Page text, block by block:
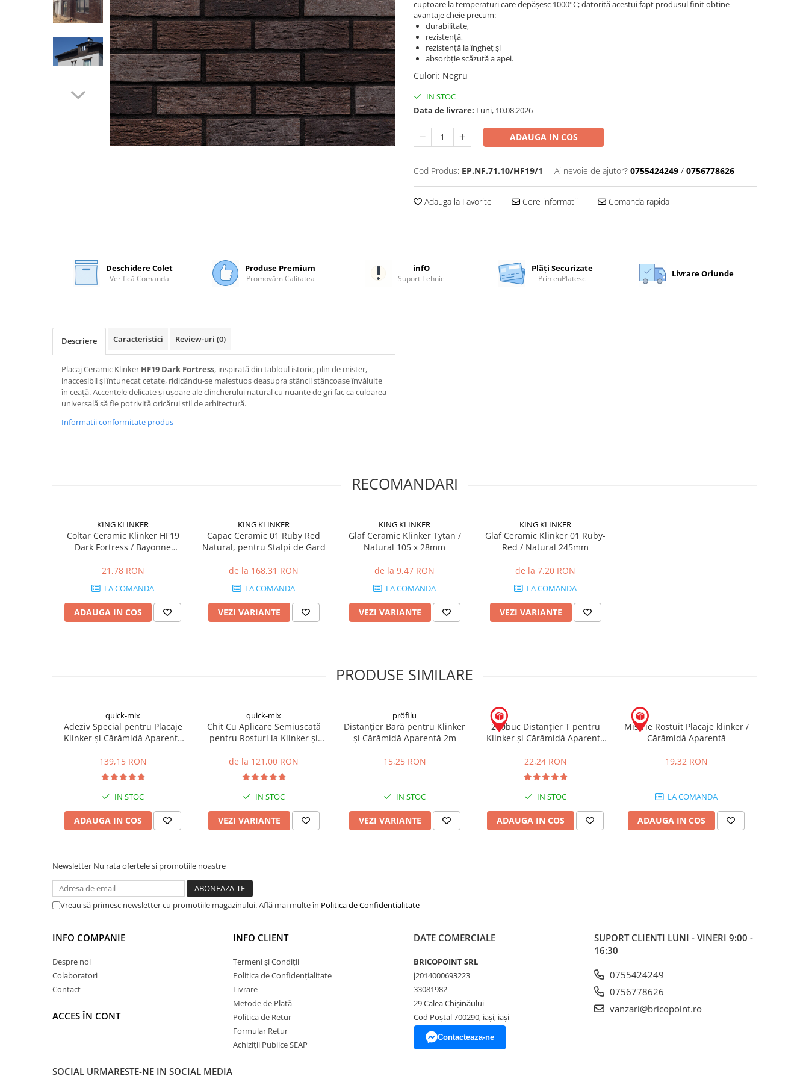
Plasă Termoizolație
Plasă Tencuieli și Șape
Doze și Platforme
Șuruburi Gips Carton
Piese pentru CD si UA
Dibluri Gips Carton
Profile Gips Carton
Ipsos îmbinare Gips Carton
Plăci Gips Carton
Distanțiere si Pene pentru Nivelare
Adezivi și Etanșanți
Impermeabilizări Suprafețe
Hidroizolații Lichide
Hidroizolații Bituminoase
Tencuieli și Betoane
Amorse Tencuieli
Pardoseli și Nivelare Suport
Nivelare în Strat Subțire
Aditivi pentru Șape
Amorse și Promotori de Aderență
Aditivi pentru Betoane și Mortare
Profile Tencuieli
cuptoare la temperaturi care depășesc 1000°C; datorită acestui fapt produsul finit obtine
avantaje cheie precum:
durabilitate,
rezistență,
rezistență la îngheț și
absorbție scăzută a apei.
Culori: Negru
IN STOC
Data de livrare: Luni, 10.08.2026
ADAUGA IN COS
Cod Produs: EP.NF.71.10/HF19/1 Ai nevoie de ajutor? 0755424249 / 0756778626
Adauga la Favorite Cere informatii Comanda rapida
Deschidere Colet
Verifică Comanda
Produse Premium
Promovăm Calitatea
infO
Suport Tehnic
Plăți Securizate
Prin euPlatesc Livrare Oriunde
Descriere Caracteristici Review-uri (0)
Placaj Ceramic Klinker HF19 Dark Fortress, inspirată din tabloul istoric, plin de mister,
inaccesibil și întunecat cetate, ridicându-se maiestuos deasupra stâncii stâncoase învăluite
în ceață. Accentele delicate și ușoare ale clincherului natural cu nuanțe de gri fac ca culoarea
universală să fie potrivită oricărui stil de arhitectură.
Informatii conformitate produs
RECOMANDARI
KING KLINKER
Coltar Ceramic Klinker HF19
Dark Fortress / Bayonne
21,78 RON
LA COMANDA
ADAUGA IN COS
KING KLINKER
Capac Ceramic 01 Ruby Red
Natural, pentru Stalpi de Gard
de la 168,31 RON
LA COMANDA
VEZI VARIANTE
KING KLINKER
Glaf Ceramic Klinker Tytan /
Natural 105 x 28mm
de la 9,47 RON
LA COMANDA
VEZI VARIANTE
KING KLINKER
Glaf Ceramic Klinker 01 Ruby-
Red / Natural 245mm
de la 7,20 RON
LA COMANDA
VEZI VARIANTE
PRODUSE SIMILARE
quick-mix
Adeziv Special pentru Placaje
Klinker și Cărămidă Aparentă
139,15 RON
IN STOC
ADAUGA IN COS
quick-mix
Chit Cu Aplicare Semiuscată
pentru Rosturi la Klinker și
de la 121,00 RON
IN STOC
VEZI VARIANTE
pröfilu
Distanțier Bară pentru Klinker
și Cărămidă Aparentă 2m
15,25 RON
IN STOC
VEZI VARIANTE
200buc Distanțier T pentru
Klinker și Cărămidă Aparentă
22,24 RON
IN STOC
ADAUGA IN COS
Mistrie Rostuit Placaje klinker /
Cărămidă Aparentă
19,32 RON
LA COMANDA
ADAUGA IN COS
Newsletter Nu rata ofertele si promotiile noastre
Vreau să primesc newsletter cu promoțiile magazinului. Află mai multe în Politica de Confidențialitate
INFO COMPANIE
Despre noi
Colaboratori
Contact
ACCES ÎN CONT
INFO CLIENT
Termeni și Condiții
Politica de Confidențialitate
Livrare
Metode de Plată
Politica de Retur
Formular Retur
Achiziții Publice SEAP
DATE COMERCIALE
BRICOPOINT SRL
j2014000693223
33081982
29 Calea Chișinăului
Cod Poștal 700290, iași, iași
Contacteaza-ne
SUPORT CLIENTI LUNI - VINERI 9:00 -
16:30
0755424249
0756778626
vanzari@bricopoint.ro
SOCIAL URMARESTE-NE IN SOCIAL MEDIA